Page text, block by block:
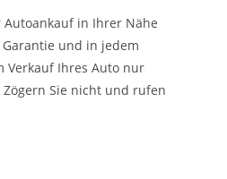
in Ihrer Nähe
und in jedem
Verkauf Ihres Auto nur
Sie nicht und rufen